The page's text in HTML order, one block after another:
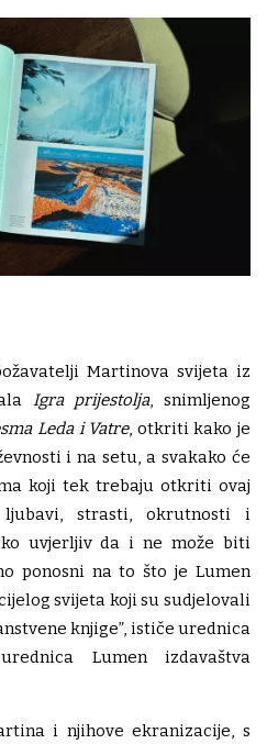
Martinova svijeta iz
Igra prijestolja, snimljenog
Leda i Vatre, otkriti kako je
i na setu, a svakako će
koji tek trebaju otkriti ovaj
strasti, okrutnosti i
uvjerljiv da i ne može biti
ponosni na to što je Lumen
svijeta koji su sudjelovali
knjige”, ističe urednica
Lumen izdavaštva
i njihove ekranizacije, s